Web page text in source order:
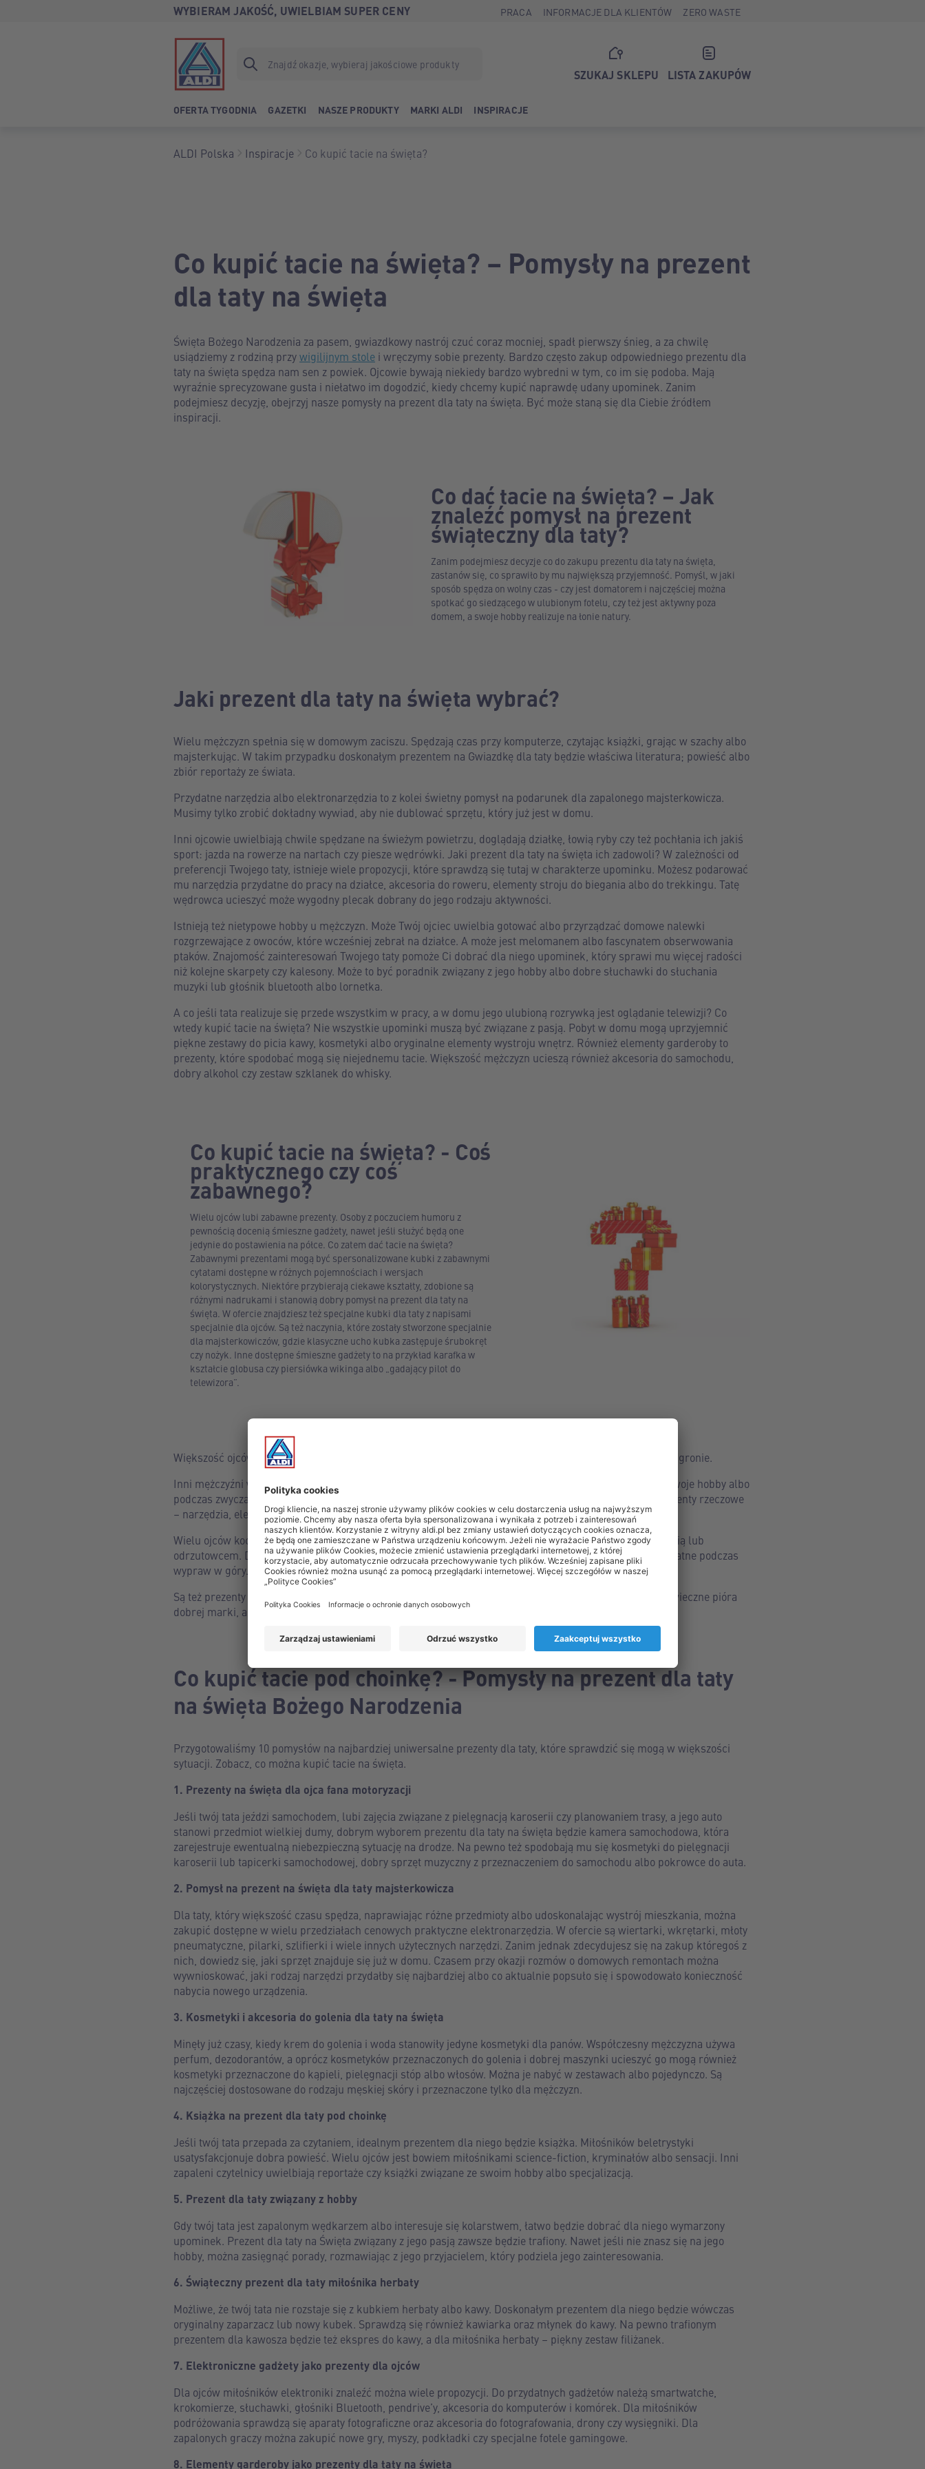
WYBIERAM JAKOŚĆ, UWIELBIAM SUPER CENY PRACA INFORMACJE DLA KLIENTÓW ZERO WASTE
SZUKAJ SKLEPU LISTA ZAKUPÓW
OFERTA TYGODNIA GAZETKI NASZE PRODUKTY MARKI ALDI INSPIRACJE
ALDI Polska Inspiracje Co kupić tacie na święta?
Co kupić tacie na święta? – Pomysły na prezent
dla taty na święta
Święta Bożego Narodzenia za pasem, gwiazdkowy nastrój czuć coraz mocniej, spadł pierwszy śnieg, a za chwilę
usiądziemy z rodziną przywigilijnym stole i wręczymy sobie prezenty. Bardzo często zakup odpowiedniego prezentu dla
taty na święta spędza nam sen z powiek. Ojcowie bywają niekiedy bardzo wybredni w tym, co im się podoba. Mają
wyraźnie sprecyzowane gusta i niełatwo im dogodzić, kiedy chcemy kupić naprawdę udany upominek. Zanim
podejmiesz decyzję, obejrzyj nasze pomysły na prezent dla taty na święta. Być może staną się dla Ciebie źródłem
inspiracji.
Co dać tacie na święta? – Jak
znaleźć pomysł na prezent
świąteczny dla taty?
Zanim podejmiesz decyzje co do zakupu prezentu dla taty na święta,
zastanów się, co sprawiło by mu największą przyjemność. Pomyśl, w jaki
sposób spędza on wolny czas - czy jest domatorem i najczęściej można
spotkać go siedzącego w ulubionym fotelu, czy też jest aktywny poza
domem, a swoje hobby realizuje na łonie natury.
Jaki prezent dla taty na święta wybrać?
Wielu mężczyzn spełnia się w domowym zaciszu. Spędzają czas przy komputerze, czytając książki, grając w szachy albo
majsterkując. W takim przypadku doskonałym prezentem na Gwiazdkę dla taty będzie właściwa literatura; powieść albo
zbiór reportaży ze świata.
Przydatne narzędzia albo elektronarzędzia to z kolei świetny pomysł na podarunek dla zapalonego majsterkowicza.
Musimy tylko zrobić dokładny wywiad, aby nie dublować sprzętu, który już jest w domu.
Inni ojcowie uwielbiają chwile spędzane na świeżym powietrzu, doglądają działkę, łowią ryby czy też pochłania ich jakiś
sport: jazda na rowerze na nartach czy piesze wędrówki. Jaki prezent dla taty na święta ich zadowoli? W zależności od
preferencji Twojego taty, istnieje wiele propozycji, które sprawdzą się tutaj w charakterze upominku. Możesz podarować
mu narzędzia przydatne do pracy na działce, akcesoria do roweru, elementy stroju do biegania albo do trekkingu. Tatę
wędrowca ucieszyć może wygodny plecak dobrany do jego rodzaju aktywności.
Istnieją też nietypowe hobby u mężczyzn. Może Twój ojciec uwielbia gotować albo przyrządzać domowe nalewki
rozgrzewające z owoców, które wcześniej zebrał na działce. A może jest melomanem albo fascynatem obserwowania
ptaków. Znajomość zainteresowań Twojego taty pomoże Ci dobrać dla niego upominek, który sprawi mu więcej radości
niż kolejne skarpety czy kalesony. Może to być poradnik związany z jego hobby albo dobre słuchawki do słuchania
muzyki lub głośnik bluetooth albo lornetka.
A co jeśli tata realizuje się przede wszystkim w pracy, a w domu jego ulubioną rozrywką jest oglądanie telewizji? Co
wtedy kupić tacie na święta? Nie wszystkie upominki muszą być związane z pasją. Pobyt w domu mogą uprzyjemnić
piękne zestawy do picia kawy, kosmetyki albo oryginalne elementy wystroju wnętrz. Również elementy garderoby to
prezenty, które spodobać mogą się niejednemu tacie. Większość mężczyzn ucieszą również akcesoria do samochodu,
dobry alkohol czy zestaw szklanek do whisky.
Co kupić tacie na święta? - Coś
praktycznego czy coś
zabawnego?
Wielu ojców lubi zabawne prezenty. Osoby z poczuciem humoru z
pewnością docenią śmieszne gadżety, nawet jeśli służyć będą one
jedynie do postawienia na półce. Co zatem dać tacie na święta?
Zabawnymi prezentami mogą być spersonalizowane kubki z zabawnymi
cytatami dostępne w różnych pojemnościach i wersjach
kolorystycznych. Niektóre przybierają ciekawe kształty, zdobione są
różnymi nadrukami i stanowią dobry pomysł na prezent dla taty na
święta. W ofercie znajdziesz też specjalne kubki dla taty z napisami
specjalnie dla ojców. Są też naczynia, które zostały stworzone specjalnie
dla majsterkowiczów, gdzie klasyczne ucho kubka zastępuje śrubokręt
czy nożyk. Inne dostępne śmieszne gadżety to na przykład karafka w
kształcie globusa czy piersiówka wikinga albo „gadający pilot do
telewizora”.
Większość ojców ceni poczucie humoru, a zabawny gadżet będzie tematem opowieści snutych w męskim gronie.
Inni mężczyźni wolą prezenty praktyczne – coś, co mogą wykorzystać na co dzień, używać, praktykując swoje hobby albo
podczas zwyczajnych czynności. Co wtedy kupić tacie pod choinkę? Odpowiednim upominkiem będą prezenty rzeczowe
– narzędzia, elementy ubrania, książki, akcesoria sportowe czy wędkarskie.
Wielu ojców kocha sporty ekstremalne albo niezwykłe wyzwania, można więc zafundować im lot paralotnią lub
odrzutowcem. Dla zapalonych podróżników sprawdzą się także aparaty fotograficzne czy akcesoria przydatne podczas
wypraw w góry.
Są też prezenty sprawdzające się w codziennym życiu – kosmetyki, przybory do golenia portfele, notesy, wieczne pióra
dobrej marki, akcesoria do samochodu albo sprzęty do użytku domowego.
Co kupić tacie pod choinkę? - Pomysły na prezent dla taty
na święta Bożego Narodzenia
Przygotowaliśmy 10 pomysłów na najbardziej uniwersalne prezenty dla taty, które sprawdzić się mogą w większości
sytuacji. Zobacz, co można kupić tacie na święta.
1. Prezenty na święta dla ojca fana motoryzacji
Jeśli twój tata jeździ samochodem, lubi zajęcia związane z pielęgnacją karoserii czy planowaniem trasy, a jego auto
stanowi przedmiot wielkiej dumy, dobrym wyborem prezentu dla taty na święta będzie kamera samochodowa, która
zarejestruje ewentualną niebezpieczną sytuację na drodze. Na pewno też spodobają mu się kosmetyki do pielęgnacji
karoserii lub tapicerki samochodowej, dobry sprzęt muzyczny z przeznaczeniem do samochodu albo pokrowce do auta.
2. Pomysł na prezent na święta dla taty majsterkowicza
Dla taty, który większość czasu spędza, naprawiając różne przedmioty albo udoskonalając wystrój mieszkania, można
zakupić dostępne w wielu przedziałach cenowych praktyczne elektronarzędzia. W ofercie są wiertarki, wkrętarki, młoty
pneumatyczne, pilarki, szlifierki i wiele innych użytecznych narzędzi. Zanim jednak zdecydujesz się na zakup któregoś z
nich, dowiedz się, jaki sprzęt znajduje się już w domu. Czasem przy okazji rozmów o domowych remontach można
wywnioskować, jaki rodzaj narzędzi przydałby się najbardziej albo co aktualnie popsuło się i spowodowało konieczność
nabycia nowego urządzenia.
3. Kosmetyki i akcesoria do golenia dla taty na święta
Minęły już czasy, kiedy krem do golenia i woda stanowiły jedyne kosmetyki dla panów. Współczesny mężczyzna używa
perfum, dezodorantów, a oprócz kosmetyków przeznaczonych do golenia i dobrej maszynki ucieszyć go mogą również
kosmetyki przeznaczone do kąpieli, pielęgnacji stóp albo włosów. Można je nabyć w zestawach albo pojedynczo. Są
najczęściej dostosowane do rodzaju męskiej skóry i przeznaczone tylko dla mężczyzn.
4. Książka na prezent dla taty pod choinkę
Jeśli twój tata przepada za czytaniem, idealnym prezentem dla niego będzie książka. Miłośników beletrystyki
usatysfakcjonuje dobra powieść. Wielu ojców jest bowiem miłośnikami science-fiction, kryminałów albo sensacji. Inni
zapaleni czytelnicy uwielbiają reportaże czy książki związane ze swoim hobby albo specjalizacją.
5. Prezent dla taty związany z hobby
Gdy twój tata jest zapalonym wędkarzem albo interesuje się kolarstwem, łatwo będzie dobrać dla niego wymarzony
upominek. Prezent dla taty na Święta związany z jego pasją zawsze będzie trafiony. Nawet jeśli nie znasz się na jego
hobby, można zasięgnąć porady, rozmawiając z jego przyjacielem, który podziela jego zainteresowania.
6. Świąteczny prezent dla taty miłośnika herbaty
Możliwe, że twój tata nie rozstaje się z kubkiem herbaty albo kawy. Doskonałym prezentem dla niego będzie wówczas
oryginalny zaparzacz lub nowy kubek. Sprawdzą się również kawiarka oraz młynek do kawy. Na pewno trafionym
prezentem dla kawosza będzie też ekspres do kawy, a dla miłośnika herbaty – piękny zestaw filiżanek.
7. Elektroniczne gadżety jako prezenty dla ojców
Dla ojców miłośników elektroniki znaleźć można wiele propozycji. Do przydatnych gadżetów należą smartwatche,
krokomierze, słuchawki, głośniki Bluetooth, pendrive’y, akcesoria do komputerów i komórek. Dla miłośników
podróżowania sprawdzą się aparaty fotograficzne oraz akcesoria do fotografowania, drony czy wysięgniki. Dla
zapalonych graczy można zakupić nowe gry, myszy, podkładki czy specjalne fotele gamingowe.
8. Elementy garderoby jako prezenty dla taty na święta